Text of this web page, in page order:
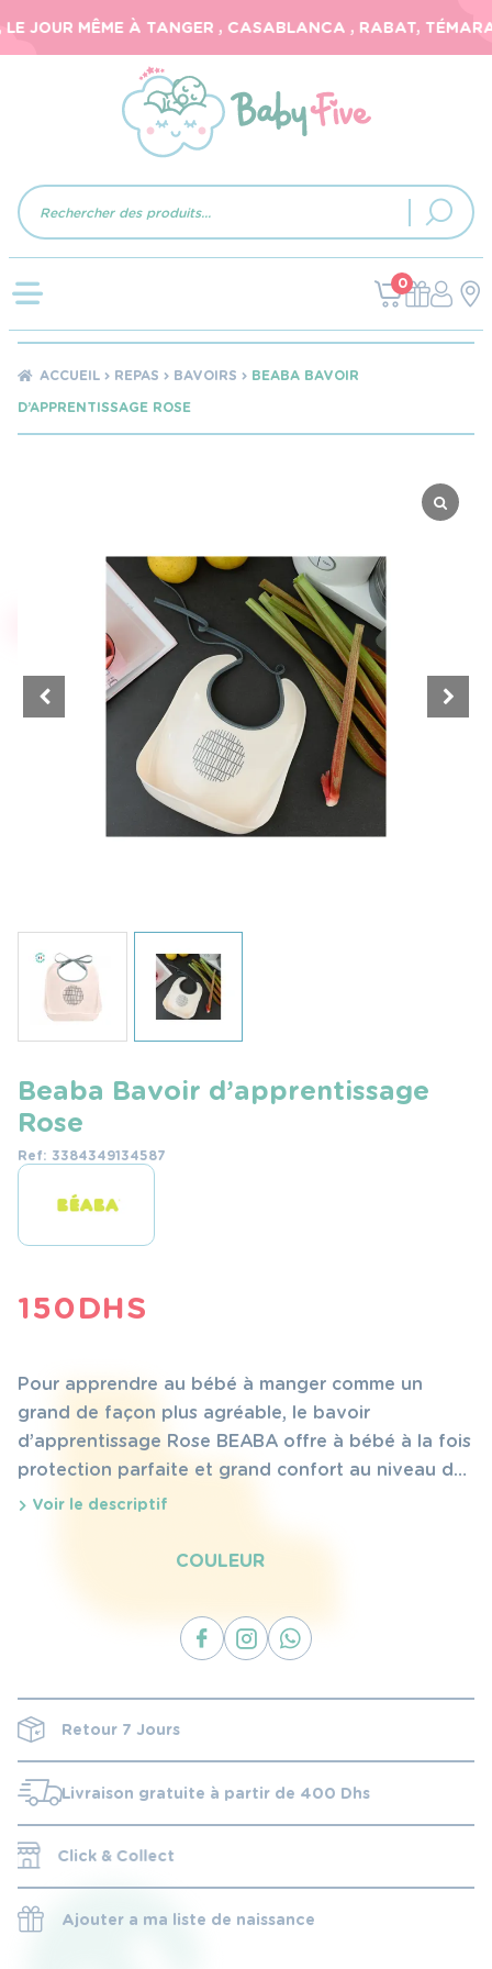
JOUR MÊME À TANGER , CASABLANCA , RABAT, TÉMARA,
Recherche
de
produits
0
ACCUEIL REPAS BAVOIRS
BEABA BAVOIR
D’APPRENTISSAGE ROSE
Beaba Bavoir d’apprentissage
Rose
Ref: 3384349134587
150DHS
Pour apprendre au bébé à manger comme un
grand de façon plus agréable, le bavoir
d’apprentissage Rose BEABA offre à bébé à la fois
protection parfaite et grand confort au niveau du
cou, avec un gouttière intégrée pour récupérer les
Voir le descriptif
COULEUR
Retour 7 Jours
Livraison gratuite à partir de 400 Dhs
Click & Collect
Ajouter a ma liste de naissance